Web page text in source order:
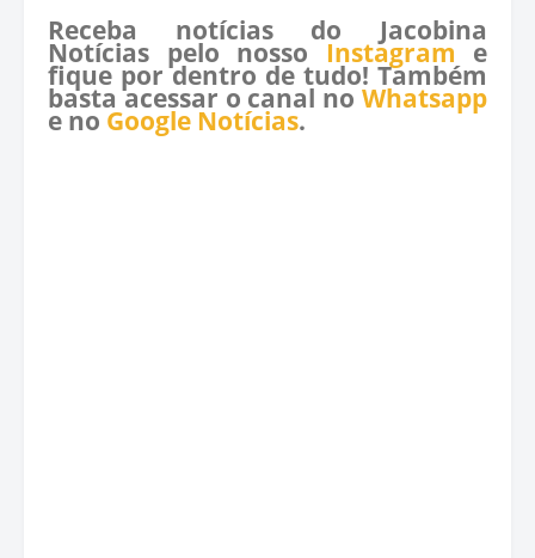
Receba notícias do Jacobina
Notícias pelo nosso Instagram e
fique por dentro de tudo! Também
basta acessar o canal no Whatsapp
e no Google Notícias.